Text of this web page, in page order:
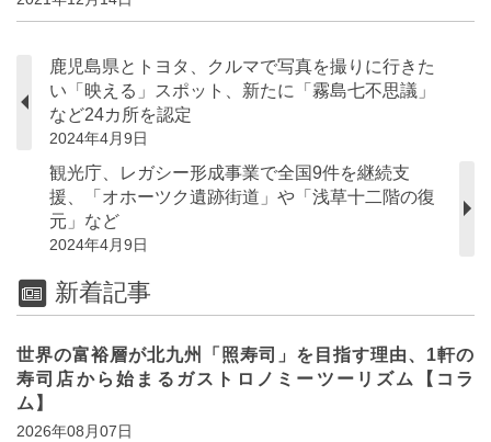
鹿児島県とトヨタ、クルマで写真を撮りに行きた
い「映える」スポット、新たに「霧島七不思議」
など24カ所を認定
2024年4月9日
観光庁、レガシー形成事業で全国9件を継続支
援、「オホーツク遺跡街道」や「浅草十二階の復
元」など
2024年4月9日
新着記事
世界の富裕層が北九州「照寿司」を目指す理由、1軒の
寿司店から始まるガストロノミーツーリズム【コラ
ム】
2026年08月07日